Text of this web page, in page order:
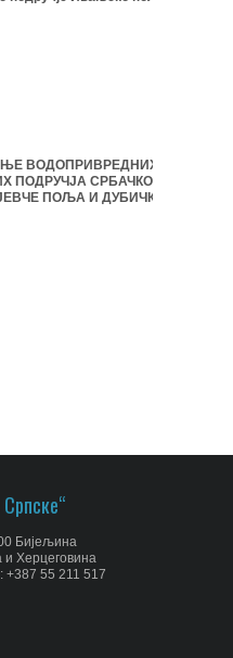
ВОДОПРИВРЕДНИХ
ПОДРУЧЈА СРБАЧКО-
ПОЉА И ДУБИЧКЕ
Бијељина
и Херцеговина
+387 55 211 517